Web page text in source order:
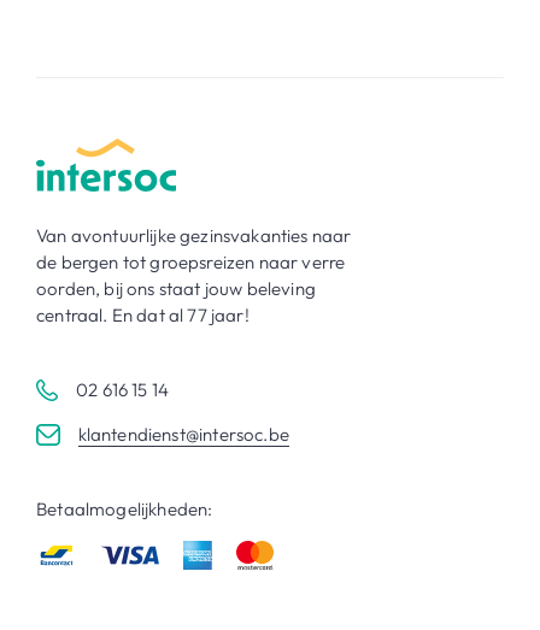
Van avontuurlijke gezinsvakanties naar
de bergen tot groepsreizen naar verre
oorden, bij ons staat jouw beleving
centraal. En dat al 77 jaar!
02 616 15 14
klantendienst@intersoc.be
Betaalmogelijkheden: